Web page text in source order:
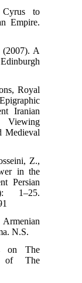
to
Empire.
A
Royal
Iranian
Viewing
Medieval
Z.,
in the
Persian
1–25.
N.S.
on The
of The